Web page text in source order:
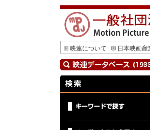
映連について 日本映画産